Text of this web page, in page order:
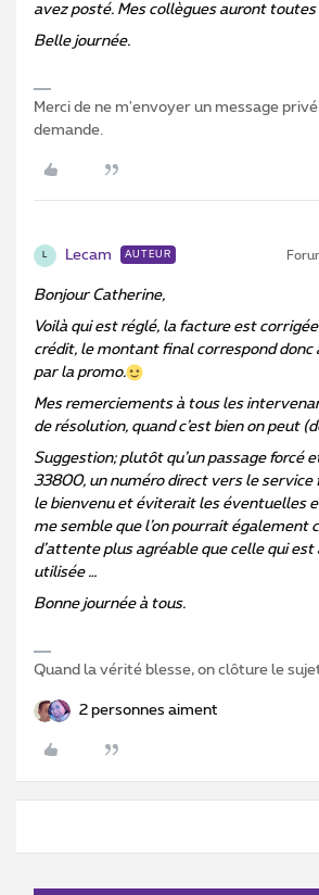
avez posté. Mes collègues auront toutes
Belle journée.
Merci de ne m'envoyer un message
demande.
L Lecam AUTEUR
Bonjour Catherine,
Voilà qui est réglé, la facture est
crédit, le montant final correspond donc
par la promo.
Mes remerciements à tous les
de résolution, quand c’est bien on peut
Suggestion; plutôt qu’un passage forcé
33800, un numéro direct vers le
le bienvenu et éviterait les éventuelles
me semble que l’on pourrait également
d’attente plus agréable que celle qui
utilisée …
Bonne journée à tous.
Quand la vérité blesse, on clôture le
2 personnes aiment